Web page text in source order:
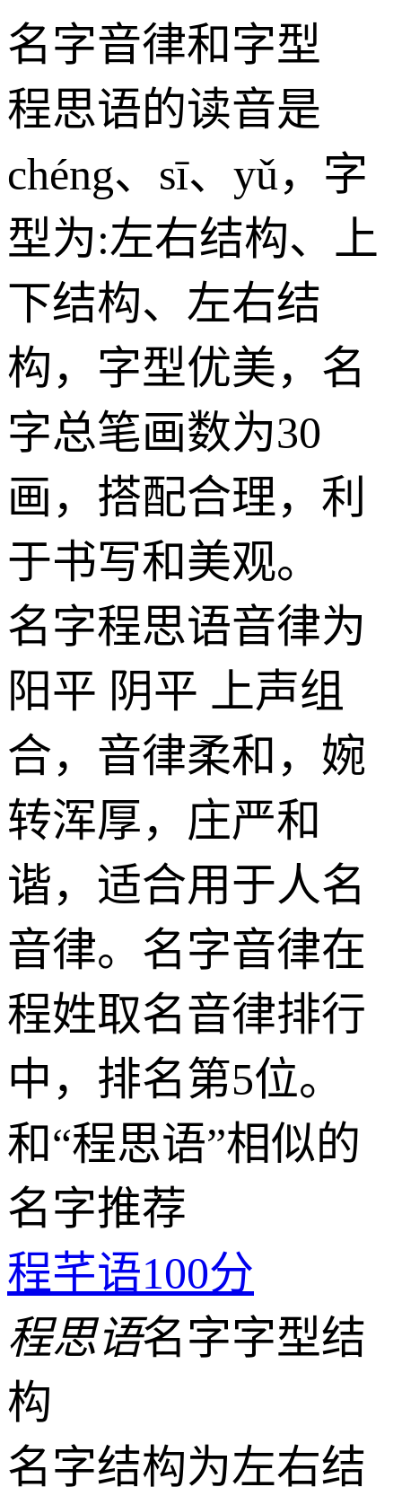
名字音律和字型
程思语的读音是
chéng、sī、yǔ，字
型为:左右结构、上
下结构、左右结
构，字型优美，名
字总笔画数为30
画，搭配合理，利
于书写和美观。
名字程思语音律为
阳平 阴平 上声组
合，音律柔和，婉
转浑厚，庄严和
谐，适合用于人名
音律。名字音律在
程姓取名音律排行
中，排名第5位。
和“程思语”相似的
名字推荐
程芊语100分
程思语名字字型结
构
名字结构为左右结